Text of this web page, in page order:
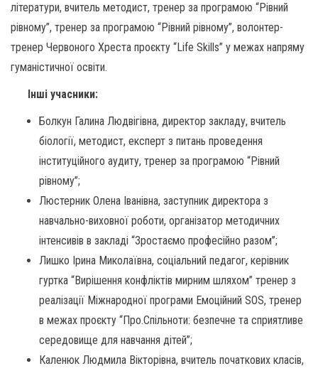
літератури, вчитель методист, тренер за програмою “Рівний
рівному”, тренер за програмою “Рівний рівному”, волонтер-
тренер Червоного Хреста проєкту “Life Skills” у межах напряму
гуманістичної освіти.
Інші учасники:
Болкун Галина Людвігівна, директор закладу, вчитель
біології, методист, експерт з питань проведення
інституційного аудиту, тренер за програмою “Рівний
рівному”;
Люстерник Олена Іванівна, заступник директора з
навчально-виховної роботи, організатор методичних
інтенсивів в закладі “Зростаємо професійно разом”;
Лишко Ірина Миколаївна, соціальний педагог, керівник
гуртка “Вирішення конфліктів мирним шляхом” тренер з
реалізації Міжнародної програми Емоційний SOS, тренер
в межах проєкту “Про.Спільноти: безпечне та сприятливе
середовище для навчання дітей”;
Каленюк Людмила Вікторівна, вчитель початкових класів,